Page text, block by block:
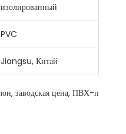
изолированный
PVC
Jiangsu, Китай